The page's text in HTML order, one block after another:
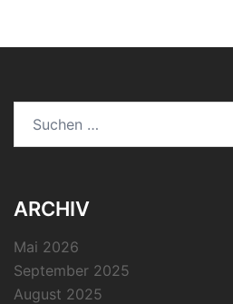
nach:
ARCHIV
Mai 2026
September 2025
August 2025